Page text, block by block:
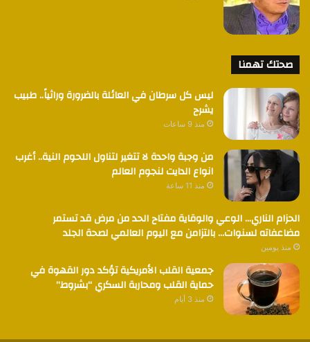
صحتك تهمنا
ليس كل سرطان في العائلة بالضرورة وراثياً.. طبيب
يشرح
منذ 9 ساعات
من وجبة واحدة لا تتغير لتناول اللحوم النية.. أغرب
انواع الدايت لنجوم العالم
منذ 11 ساعة
الحزام الناري… الوعي والوقاية مفتاح الحد من مرض قد تستمر
مضاعفاته لسنوات… بالتزامن مع اليوم العالمي لصحة الجلد
منذ يومين
جمعية القلب الأمريكية تؤكد دور القهوة في
حماية القلب ومحاربة السكري “بشروط”
منذ 3 أيام